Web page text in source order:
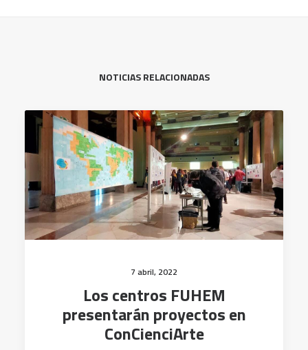
NOTICIAS RELACIONADAS
7 abril, 2022
Los centros FUHEM
presentarán proyectos en
ConCienciArte